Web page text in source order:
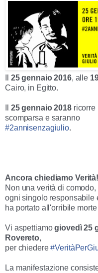
25 gennaio 2016, alle
Cairo, in Egitto.
25 gennaio 2018ricorre
scomparsa e saranno
#2annisenzagiulio.
Ancora chiediamo Verità!
Non una verità di
ogni singolo responsabile
ha portato all'orribile
Vi aspettiamogiovedì 25
Rovereto,
per chiedere
La manifestazione